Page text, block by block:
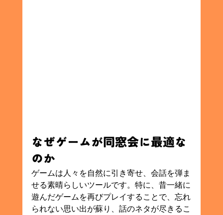
なぜゲームが同窓会に最適な
のか
ゲームは人々を自然に引き寄せ、会話を弾ま
せる素晴らしいツールです。特に、昔一緒に
遊んだゲームを再びプレイすることで、忘れ
られない思い出が蘇り、話のネタが尽きるこ